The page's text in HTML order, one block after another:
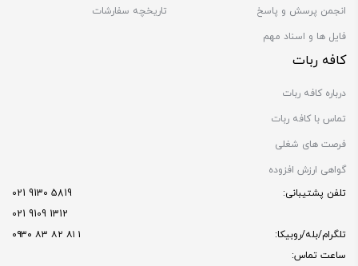
انجمن پرسش و پاسخ
فایل ها و اسناد مهم
تاریخچه سفارشات
کافه ربات
درباره کافه ربات
تماس با کافه ربات
فرصت های شغلی
گواهی ارزش افزوده
تلفن پشتیبانی:
5819 9130 021
1312 9109 021
تلگرام/بله/روبیکا:
۱ ۸۱ ۸۲ ۸۳ ۰۹۳۰
ساعت تماس: